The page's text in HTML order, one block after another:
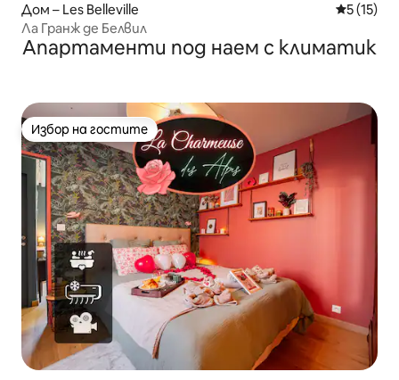
Дом – Les Belleville Средна
5 (15)
Ла Гранж де Белвил
Апартаменти под наем с климатик
Избор на гостите
Избор на гостите